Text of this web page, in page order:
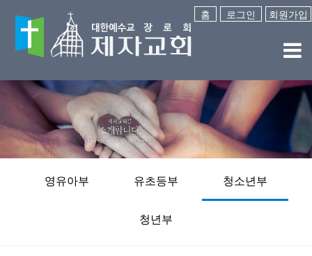
홈 로그인 회원가입
영유아부 유초등부 청소년부
청년부